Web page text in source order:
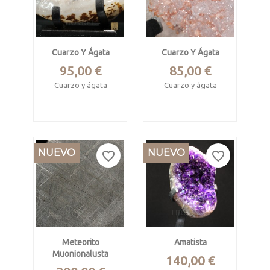
Cuarzo Y Ágata
Precio
95,00 €
Cuarzo y ágata
cm
Color y brillo
espectaculares
Incluye peana
metálica.
Cuarzo Y Ágata
Precio
85,00 €
Cuarzo y ágata
cm
Color y brillo
espectaculares
Incluye peana
metálica.
Meteorito
Muonionalusta
NUEVO favorite_border
Amatista
Precio
140,00 €
NUEVO favorite_border